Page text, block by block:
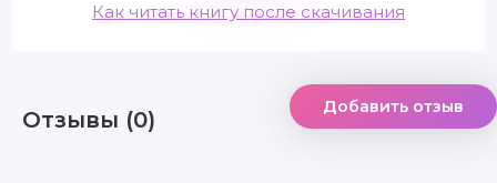
Как читать книгу после скачивания
Отзывы (0) Добавить отзыв